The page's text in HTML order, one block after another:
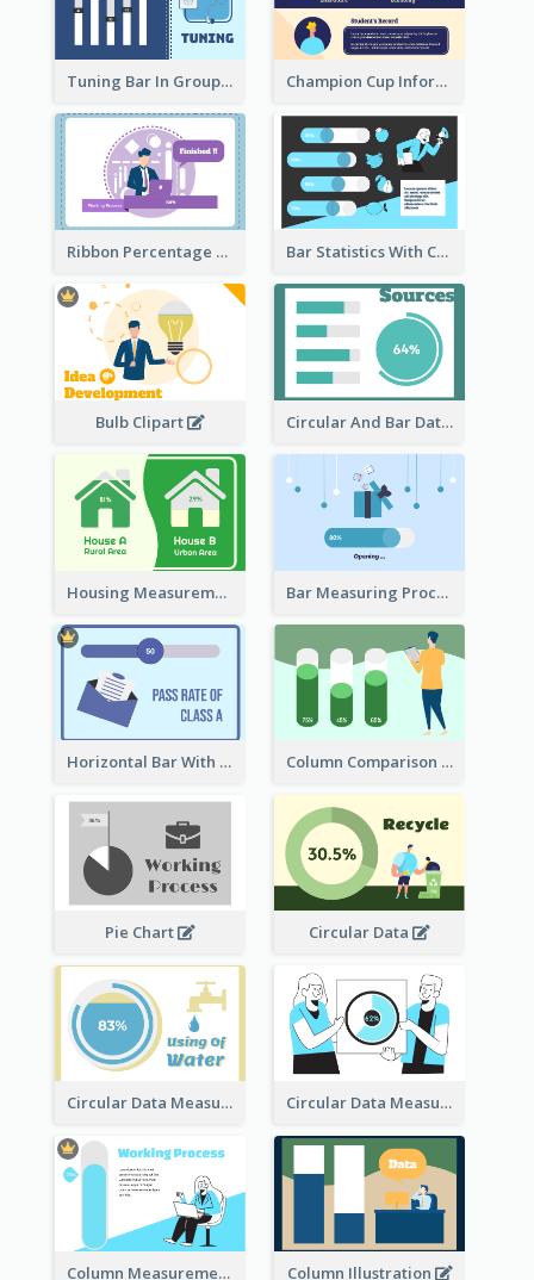
Tuning Bar In Groups Champion Cup Informative Record
Ribbon Percentage Measurement Bar Statistics With Comparison
Bulb Clipart Circular And Bar Data
Housing Measurement Comparison Bar Measuring Process
Horizontal Bar With Button Column Comparison Record
Pie Chart Circular Data
Circular Data Measurement Circular Data Measurement
Column Measurement clipart Column Illustration